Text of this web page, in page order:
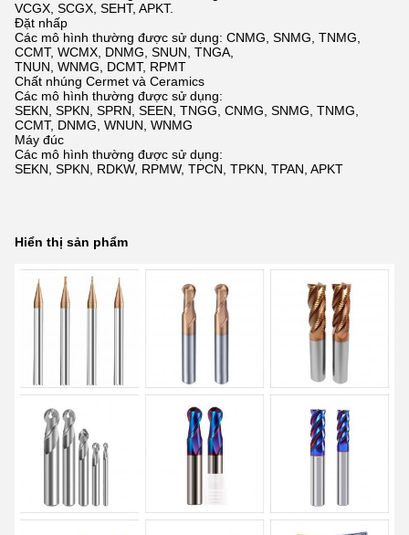
VCGX, SCGX, SEHT, APKT.
Đặt nhấp
Các mô hình thường được sử dụng: CNMG, SNMG, TNMG,
CCMT, WCMX, DNMG, SNUN, TNGA,
TNUN, WNMG, DCMT, RPMT
Chất nhúng Cermet và Ceramics
Các mô hình thường được sử dụng:
SEKN, SPKN, SPRN, SEEN, TNGG, CNMG, SNMG, TNMG,
CCMT, DNMG, WNUN, WNMG
Máy đúc
Các mô hình thường được sử dụng:
SEKN, SPKN, RDKW, RPMW, TPCN, TPKN, TPAN, APKT
Hiển thị sản phẩm